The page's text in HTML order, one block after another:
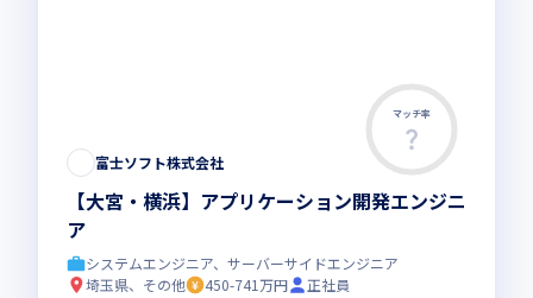
マッチ率
富士ソフト株式会社
【大宮・横浜】アプリケーション開発エンジニ
ア
システムエンジニア、サーバーサイドエンジニア
埼玉県、その他
450-741万円
正社員